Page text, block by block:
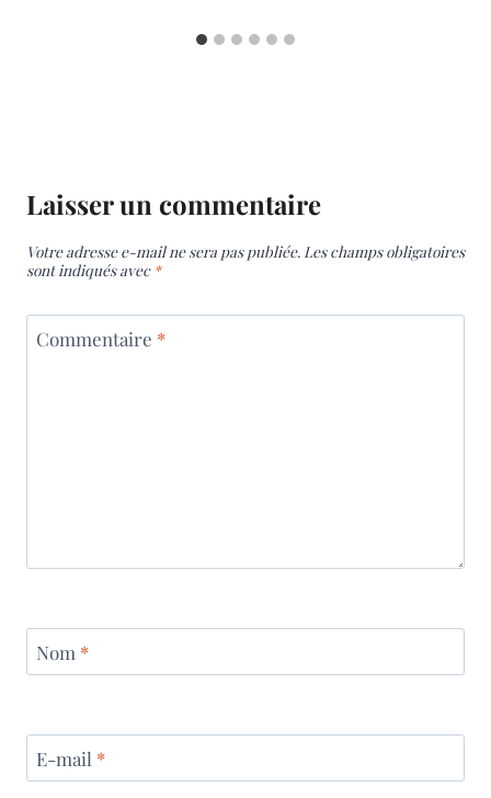
Laisser un commentaire
Votre adresse e-mail ne sera pas publiée. Les champs obligatoires
sont indiqués avec *
Commentaire *
Nom *
E-mail *